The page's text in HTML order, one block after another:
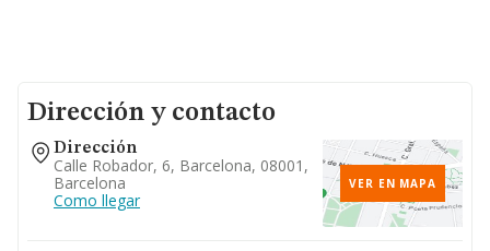
Dirección y contacto
Dirección
Calle Robador, 6, Barcelona, 08001,
Barcelona
Como llegar
VER EN MAPA